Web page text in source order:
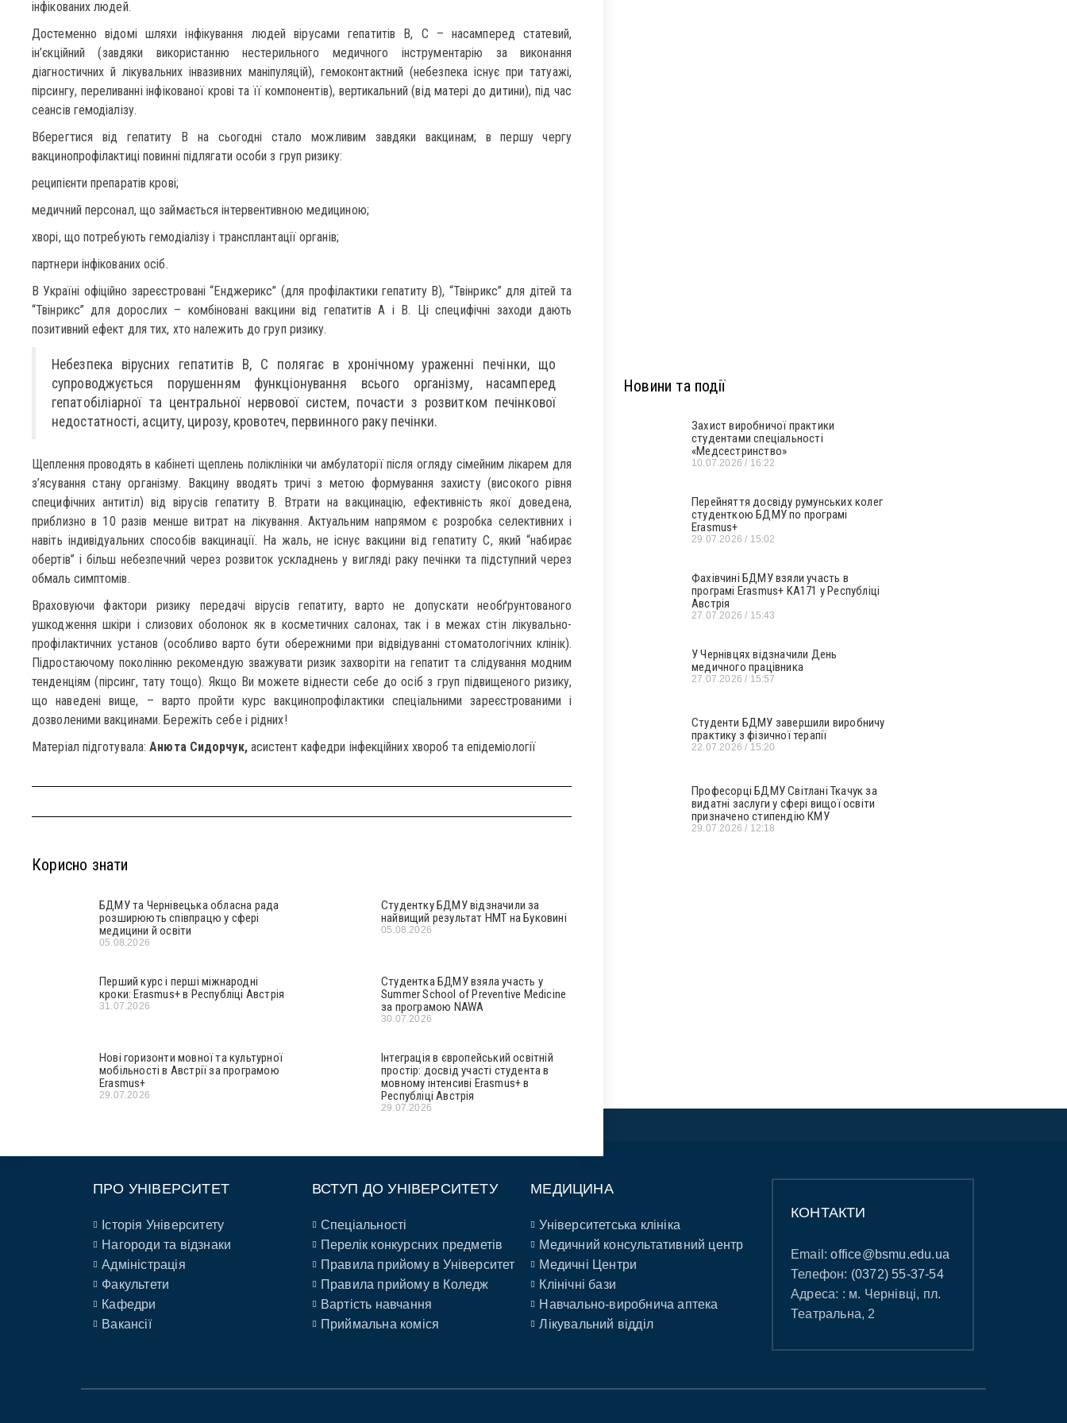
інфікованих людей.
Достеменно відомі шляхи інфікування людей вірусами гепатитів В, С – насамперед статевий,
ін’єкційний (завдяки використанню нестерильного медичного інструментарію за виконання
діагностичних й лікувальних інвазивних маніпуляцій), гемоконтактний (небезпека існує при татуажі,
пірсингу, переливанні інфікованої крові та її компонентів), вертикальний (від матері до дитини), під час
сеансів гемодіалізу.
Вберегтися від гепатиту В на сьогодні стало можливим завдяки вакцинам; в першу чергу
вакцинопрофілактиці повинні підлягати особи з груп ризику:
реципієнти препаратів крові;
медичний персонал, що займається інтервентивною медициною;
хворі, що потребують гемодіалізу і трансплантації органів;
партнери інфікованих осіб.
В Україні офіційно зареєстровані “Енджерикс” (для профілактики гепатиту В), “Твінрикс” для дітей та
“Твінрикс” для дорослих – комбіновані вакцини від гепатитів А і В. Ці специфічні заходи дають
позитивний ефект для тих, хто належить до груп ризику.
Небезпека вірусних гепатитів В, С полягає в хронічному ураженні печінки, що
супроводжується порушенням функціонування всього організму, насамперед
гепатобіліарної та центральної нервової систем, почасти з розвитком печінкової
недостатності, асциту, цирозу, кровотеч, первинного раку печінки.
Щеплення проводять в кабінеті щеплень поліклініки чи амбулаторії після огляду сімейним лікарем для
з’ясування стану організму. Вакцину вводять тричі з метою формування захисту (високого рівня
специфічних антитіл) від вірусів гепатиту В. Втрати на вакцинацію, ефективність якої доведена,
приблизно в 10 разів менше витрат на лікування. Актуальним напрямом є розробка селективних і
навіть індивідуальних способів вакцинації. На жаль, не існує вакцини від гепатиту С, який “набирає
обертів” і більш небезпечний через розвиток ускладнень у вигляді раку печінки та підступний через
обмаль симптомів.
Враховуючи фактори ризику передачі вірусів гепатиту, варто не допускати необґрунтованого
ушкодження шкіри і слизових оболонок як в косметичних салонах, так і в межах стін лікувально-
профілактичних установ (особливо варто бути обережними при відвідуванні стоматологічних клінік).
Підростаючому поколінню рекомендую зважувати ризик захворіти на гепатит та слідування модним
тенденціям (пірсинг, тату тощо). Якщо Ви можете віднести себе до осіб з груп підвищеного ризику,
що наведені вище, – варто пройти курс вакцинопрофілактики спеціальними зареєстрованими і
дозволеними вакцинами. Бережіть себе і рідних!
Матеріал підготувала:Анюта Сидорчук, асистент кафедри інфекційних хвороб та епідеміології
Корисно знати
БДМУ та Чернівецька обласна рада
розширюють співпрацю у сфері
медицини й освіти
05.08.2026
Студентку БДМУ відзначили за
найвищий результат НМТ на Буковині
05.08.2026
Перший курс і перші міжнародні
кроки: Erasmus+ в Республіці Австрія
31.07.2026
Студентка БДМУ взяла участь у
Summer School of Preventive Medicine
за програмою NAWA
30.07.2026
Нові горизонти мовної та культурної
мобільності в Австрії за програмою
Erasmus+
29.07.2026
Інтеграція в європейський освітній
простір: досвід участі студента в
мовному інтенсиві Erasmus+ в
Республіці Австрія
29.07.2026
Новини та події
Захист виробничої практики
студентами спеціальності
«Медсестринство»
10.07.2026 16:22
Перейняття досвіду румунських колег
студенткою БДМУ по програмі
Erasmus+
29.07.2026 15:02
Фахівчині БДМУ взяли участь в
програмі Erasmus+ KA171 у Республіці
Австрія
27.07.2026 15:43
У Чернівцях відзначили День
медичного працівника
27.07.2026 15:57
Студенти БДМУ завершили виробничу
практику з фізичної терапії
22.07.2026 15:20
Професорці БДМУ Світлані Ткачук за
видатні заслуги у сфері вищої освіти
призначено стипендію КМУ
29.07.2026 12:18
ПРО УНІВЕРСИТЕТ
Історія Університету
Нагороди та відзнаки
Адміністрація
Факультети
Кафедри
Вакансії
ВСТУП ДО УНІВЕРСИТЕТУ
Спеціальності
Перелік конкурсних предметів
Правила прийому в Університет
Правила прийому в Коледж
Вартість навчання
Приймальна коміся
МЕДИЦИНА
Університетська клініка
Медичний консультативний центр
Медичні Центри
Клінічні бази
Навчально-виробнича аптека
Лікувальний відділ
КОНТАКТИ
Email:office@bsmu.edu.ua
Телефон: (0372) 55-37-54
Адреса: : м. Чернівці, пл.
Театральна, 2